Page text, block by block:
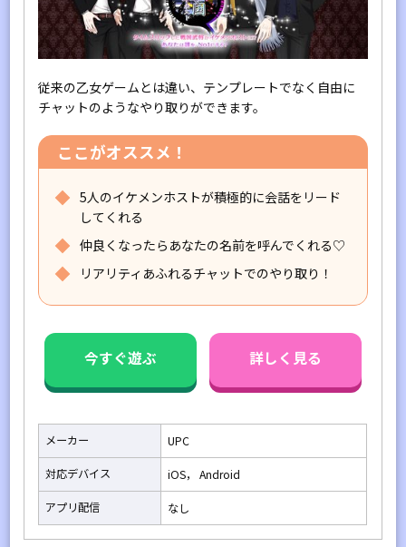
従来の乙女ゲームとは違い、テンプレートでなく自由に
チャットのようなやり取りができます。
ここがオススメ！
5人のイケメンホストが積極的に会話をリード
してくれる
仲良くなったらあなたの名前を呼んでくれる♡
リアリティあふれるチャットでのやり取り！
今すぐ遊ぶ 詳しく見る
メーカー
UPC
対応デバイス
iOS， Android
アプリ配信
なし